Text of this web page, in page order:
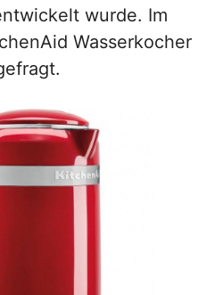
wurde. Im
Wasserkocher